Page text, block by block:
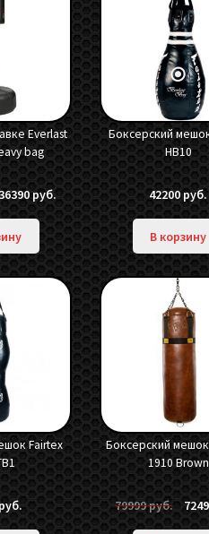
Everlast
bag
руб..
руб.Текущая
цена:
36390 руб..
Боксерский
HB10
42200 руб.
В корзину
Fairtex
Боксерский
1910 Brown
79999руб.
цена